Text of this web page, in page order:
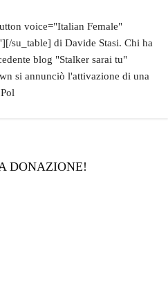
voice="Italian Female"
su_table] di Davide Stasi. Chi ha
blog "Stalker sarai tu"
si annunciò l'attivazione di una
DONAZIONE!